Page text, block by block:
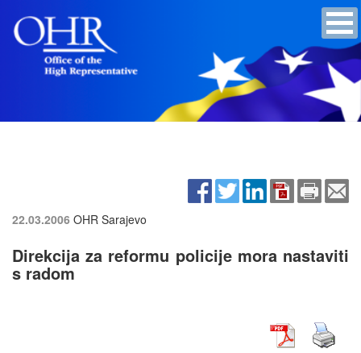
22.03.2006 OHR Sarajevo
Direkcija za reformu policije mora nastaviti
s radom